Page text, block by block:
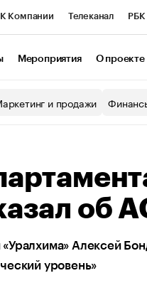
Компании Телеканал РБК
Экономика Бизнес
Мероприятия О проекте
и продажи
об
Алексей
уровень»